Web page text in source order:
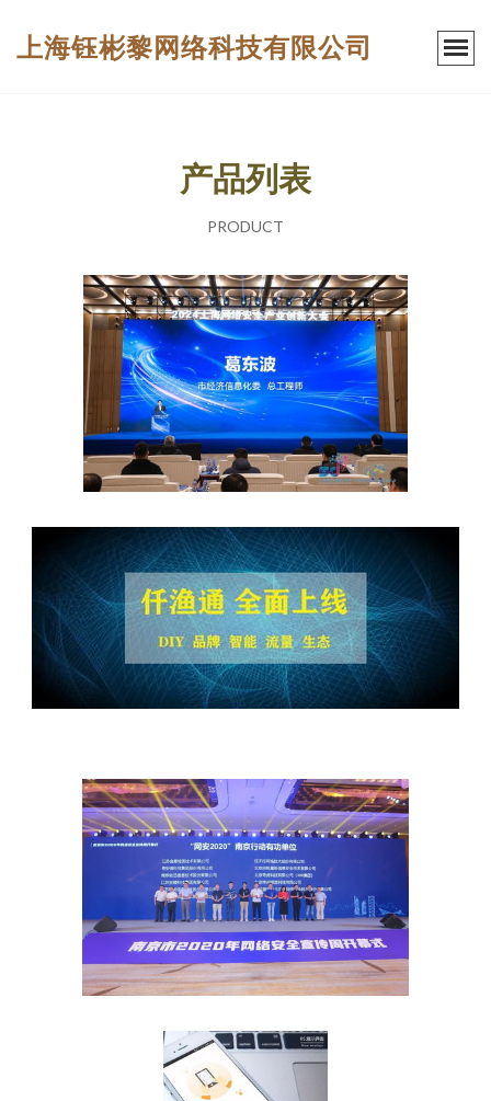
上海钰彬黎网络科技有限公司
产品列表
PRODUCT